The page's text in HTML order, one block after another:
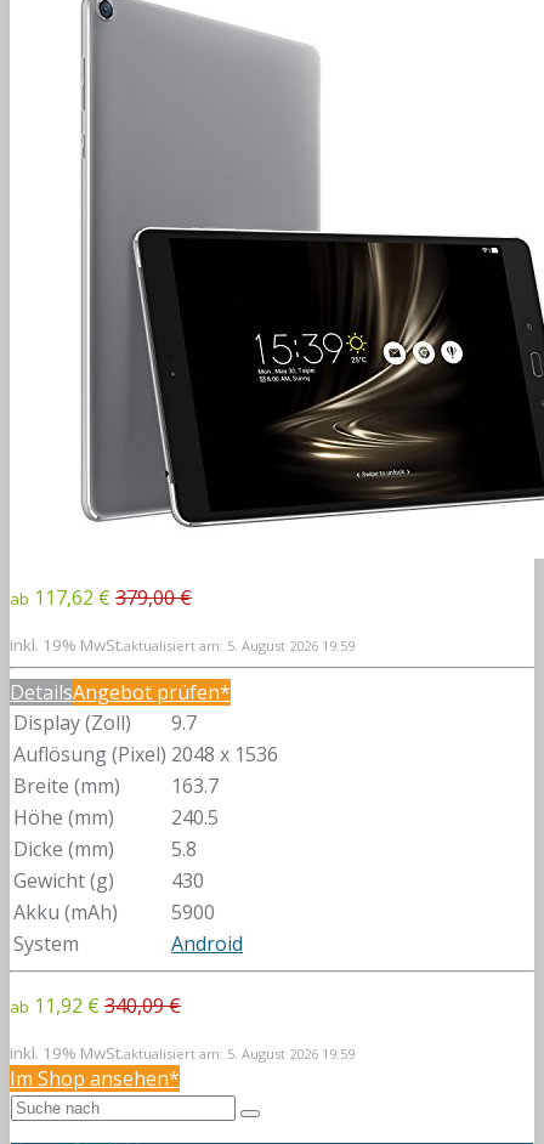
ab 117,62 € 379,00 €
inkl. 19% MwSt.aktualisiert am: 5. August 2026 19:59
DetailsAngebot prüfen*
Display (Zoll)
9.7
Auflösung (Pixel) 2048 x 1536
Breite (mm)
163.7
Höhe (mm)
240.5
Dicke (mm)
5.8
Gewicht (g)
430
Akku (mAh)
5900
System
Android
ab 11,92 € 340,09 €
inkl. 19% MwSt.aktualisiert am: 5. August 2026 19:59
Im Shop ansehen*